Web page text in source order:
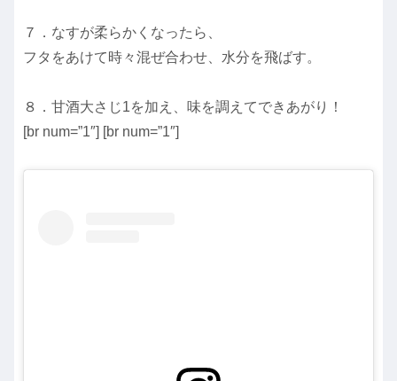
７．なすが柔らかくなったら、
フタをあけて時々混ぜ合わせ、水分を飛ばす。
８．甘酒大さじ1を加え、味を調えてできあがり！
[br num=”1″] [br num=”1″]